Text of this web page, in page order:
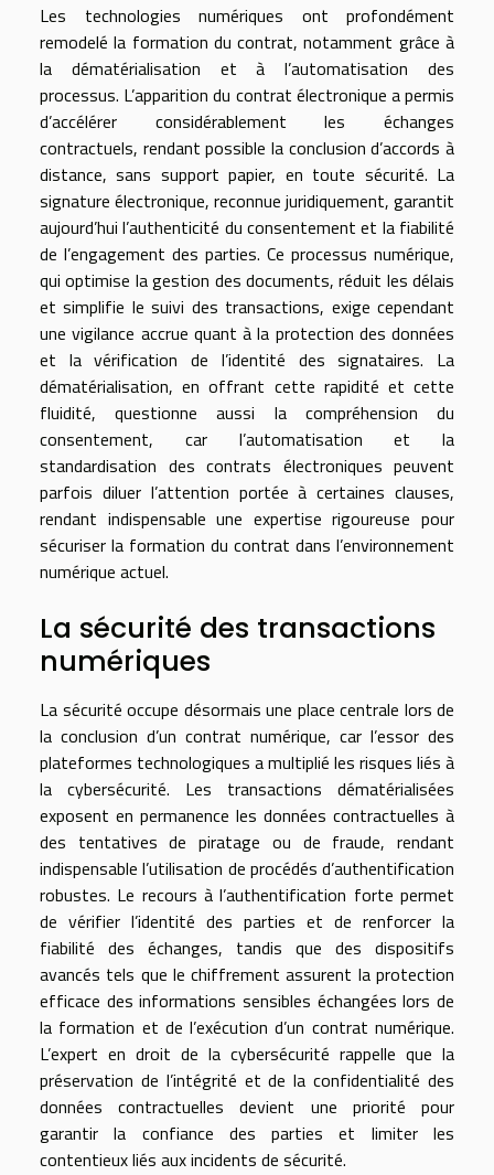
Les technologies numériques ont profondément
remodelé la formation du contrat, notamment grâce à
la dématérialisation et à l’automatisation des
processus. L’apparition du contrat électronique a permis
d’accélérer considérablement les échanges
contractuels, rendant possible la conclusion d’accords à
distance, sans support papier, en toute sécurité. La
signature électronique, reconnue juridiquement, garantit
aujourd’hui l’authenticité du consentement et la fiabilité
de l’engagement des parties. Ce processus numérique,
qui optimise la gestion des documents, réduit les délais
et simplifie le suivi des transactions, exige cependant
une vigilance accrue quant à la protection des données
et la vérification de l’identité des signataires. La
dématérialisation, en offrant cette rapidité et cette
fluidité, questionne aussi la compréhension du
consentement, car l’automatisation et la
standardisation des contrats électroniques peuvent
parfois diluer l’attention portée à certaines clauses,
rendant indispensable une expertise rigoureuse pour
sécuriser la formation du contrat dans l’environnement
numérique actuel.
La sécurité des transactions
numériques
La sécurité occupe désormais une place centrale lors de
la conclusion d’un contrat numérique, car l’essor des
plateformes technologiques a multiplié les risques liés à
la cybersécurité. Les transactions dématérialisées
exposent en permanence les données contractuelles à
des tentatives de piratage ou de fraude, rendant
indispensable l’utilisation de procédés d’authentification
robustes. Le recours à l’authentification forte permet
de vérifier l’identité des parties et de renforcer la
fiabilité des échanges, tandis que des dispositifs
avancés tels que le chiffrement assurent la protection
efficace des informations sensibles échangées lors de
la formation et de l’exécution d’un contrat numérique.
L’expert en droit de la cybersécurité rappelle que la
préservation de l’intégrité et de la confidentialité des
données contractuelles devient une priorité pour
garantir la confiance des parties et limiter les
contentieux liés aux incidents de sécurité.